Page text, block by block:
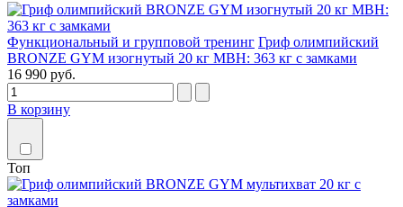
Функциональный и групповой тренинг Гриф олимпийский
BRONZE GYM изогнутый 20 кг MBH: 363 кг с замками
16 990 руб.
В корзину
Топ